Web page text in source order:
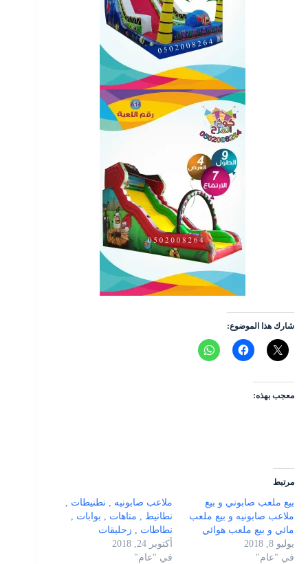
شارك هذا الموضوع:
معجب بهذه:
مرتبط
بيع ملعب صابوني و بيع
ملاعب صابونيه و بيع ملعب
مائي و بيع ملعب هوائي
يوليو 8, 2018
في "عام"
ملاعب صابونيه , نطنيطات ,
نطانيط , متاهات , بوابات ,
نطاطات , زحليقات
أكتوبر 24, 2018
في "عام"